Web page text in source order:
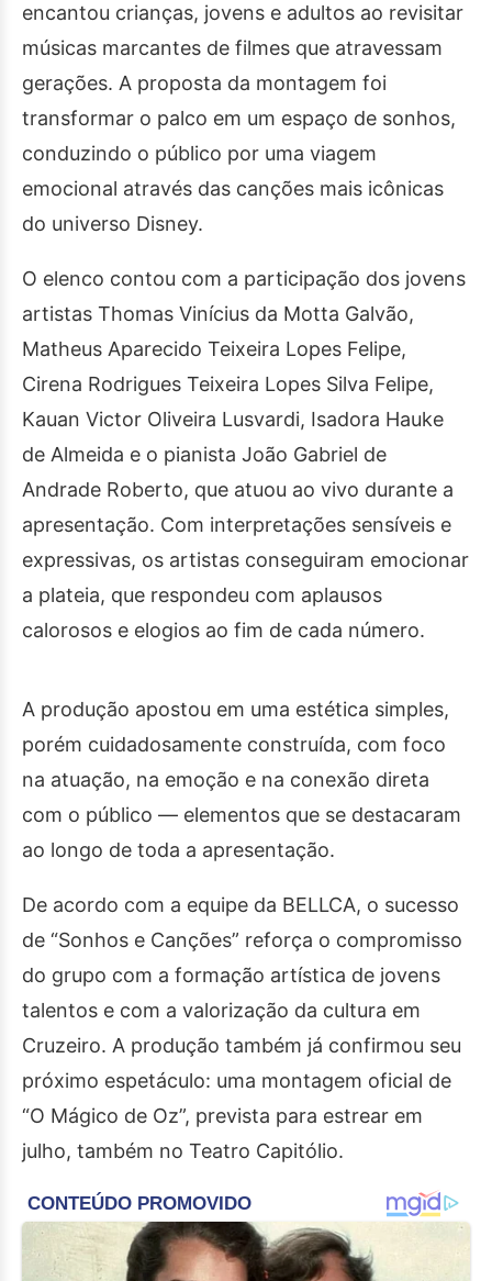
encantou crianças, jovens e adultos ao revisitar
músicas marcantes de filmes que atravessam
gerações. A proposta da montagem foi
transformar o palco em um espaço de sonhos,
conduzindo o público por uma viagem
emocional através das canções mais icônicas
do universo Disney.
O elenco contou com a participação dos jovens
artistas Thomas Vinícius da Motta Galvão,
Matheus Aparecido Teixeira Lopes Felipe,
Cirena Rodrigues Teixeira Lopes Silva Felipe,
Kauan Victor Oliveira Lusvardi, Isadora Hauke
de Almeida e o pianista João Gabriel de
Andrade Roberto, que atuou ao vivo durante a
apresentação. Com interpretações sensíveis e
expressivas, os artistas conseguiram emocionar
a plateia, que respondeu com aplausos
calorosos e elogios ao fim de cada número.
A produção apostou em uma estética simples,
porém cuidadosamente construída, com foco
na atuação, na emoção e na conexão direta
com o público — elementos que se destacaram
ao longo de toda a apresentação.
De acordo com a equipe da BELLCA, o sucesso
de “Sonhos e Canções” reforça o compromisso
do grupo com a formação artística de jovens
talentos e com a valorização da cultura em
Cruzeiro. A produção também já confirmou seu
próximo espetáculo: uma montagem oficial de
“O Mágico de Oz”, prevista para estrear em
julho, também no Teatro Capitólio.